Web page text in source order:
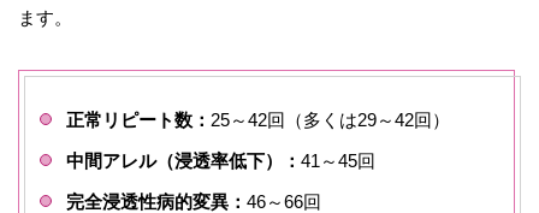
ます。
正常リピート数： 25～42回（多くは29～42回）
中間アレル（浸透率低下）： 41～45回
完全浸透性病的変異： 46～66回